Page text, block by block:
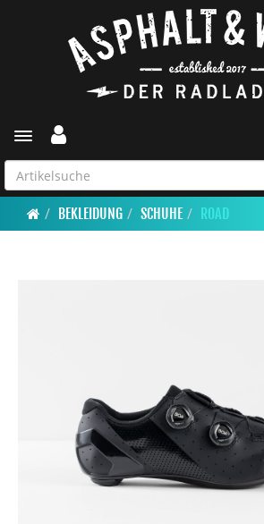
Toggle navigation
BEKLEIDUNG SCHUHE ROAD